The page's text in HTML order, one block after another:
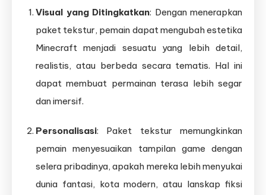
Visual yang Ditingkatkan: Dengan menerapkan
paket tekstur, pemain dapat mengubah estetika
Minecraft menjadi sesuatu yang lebih detail,
realistis, atau berbeda secara tematis. Hal ini
dapat membuat permainan terasa lebih segar
dan imersif.
Personalisasi: Paket tekstur memungkinkan
pemain menyesuaikan tampilan game dengan
selera pribadinya, apakah mereka lebih menyukai
dunia fantasi, kota modern, atau lanskap fiksi